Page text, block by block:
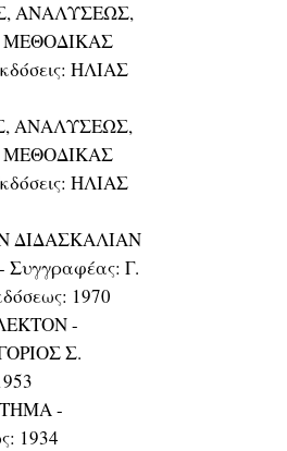
ΑΝΑΛΥΣΕΩΣ,
ΗΛΙΑΣ
ΑΝΑΛΥΣΕΩΣ,
ΗΛΙΑΣ
ΔΙΔΑΣΚΑΛΙΑΝ
Γ.
1970
-
Σ.
-
1934